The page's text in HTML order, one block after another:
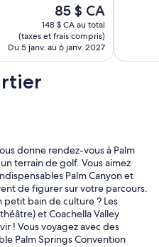
Le
prix
est
de
85 $ CA
85 $ CA
148 $ CA au total
(taxes et frais compris)
Du 5 janv. au 6 janv. 2027
donne rendez-vous à Palm
terrain de golf. Vous aimez
Palm Canyon et
de figurer sur votre parcours.
petit bain de culture ? Les
et Coachella Valley
! Vous voyagez avec des
Palm Springs Convention